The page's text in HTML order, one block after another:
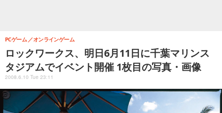
ロックワークス、明日6月11日に千葉マリンス
タジアムでイベント開催 1枚目の写真・画像
PCゲーム オンラインゲーム
2008.6.10 Tue 23:11